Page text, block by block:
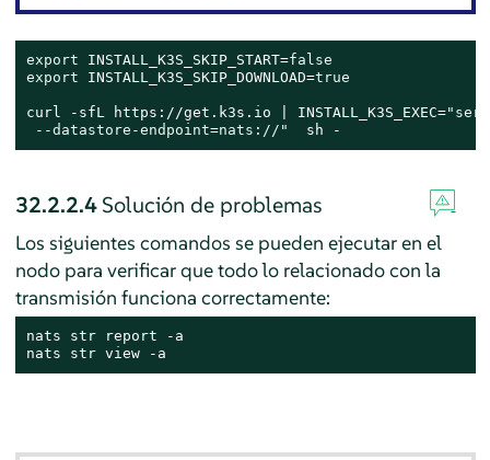
export INSTALL_K3S_SKIP_START=false
export INSTALL_K3S_SKIP_DOWNLOAD=true
curl -sfL https://get.k3s.io | INSTALL_K3S_EXEC=
--datastore-endpoint=nats://"
  sh -
32.2.2.4Solución de problemas
Los siguientes comandos se pueden ejecutar en el
nodo para verificar que todo lo relacionado con la
transmisión funciona correctamente:
nats str report -a
nats str view -a